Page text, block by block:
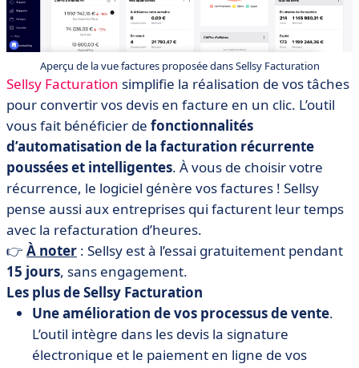
Aperçu de la vue factures proposée dans Sellsy Facturation
Sellsy Facturation simplifie la réalisation de vos tâches
pour convertir vos devis en facture en un clic. L’outil
vous fait bénéficier de fonctionnalités
d’automatisation de la facturation récurrente
poussées et intelligentes. À vous de choisir votre
récurrence, le logiciel génère vos factures ! Sellsy
pense aussi aux entreprises qui facturent leur temps
avec la refacturation d’heures.
👉 À noter : Sellsy est à l’essai gratuitement pendant
15 jours, sans engagement.
​​Les plus de Sellsy Facturation
Une amélioration de vos processus de vente.
L’outil intègre dans les devis la signature
électronique et le paiement en ligne de vos